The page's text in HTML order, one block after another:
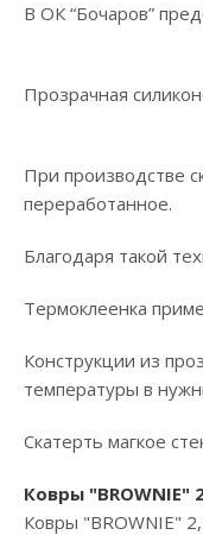
В ОК “Бочаров”
Прозрачная
При производстве
переработанное.
Благодаря такой
Термоклеенка
Конструкции из
температуры в
Скатерть магкое
Ковры "BROWNIE"
Ковры "BROWNIE"